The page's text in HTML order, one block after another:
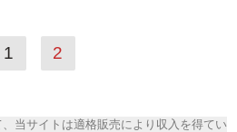
1 2
当サイトは適格販売により収入を得てい